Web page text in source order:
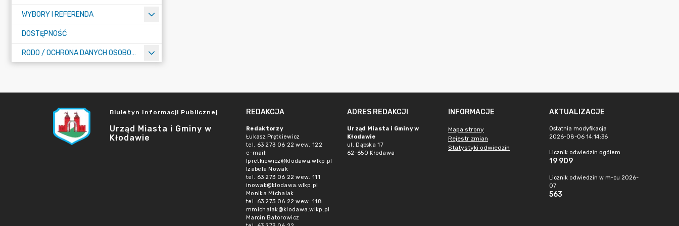
WYBORY I REFERENDA
DOSTĘPNOŚĆ
RODO / OCHRONA DANYCH OSOBOWYCH
Biuletyn Informacji Publicznej
Urząd Miasta i Gminy w
Kłodawie
REDAKCJA
Redaktorzy
Łukasz Prętkiewicz
tel. 63 273 06 22 wew. 122
e-mail:
lpretkiewicz@klodawa.wlkp.pl
Izabela Nowak
tel. 63 273 06 22 wew. 111
inowak@klodawa.wlkp.pl
Monika Michalak
tel. 63 273 06 22 wew. 118
mmichalak@klodawa.wlkp.pl
Marcin Batorowicz
ADRES REDAKCJI
Urząd Miasta i Gminy w
Kłodawie
ul. Dąbska 17
62-650 Kłodawa
INFORMACJE
Mapa strony
Rejestr zmian
Statystyki odwiedzin
AKTUALIZACJE
Ostatnia modyfikacja
2026-08-06 14:14:36
Licznik odwiedzin ogółem
19 909
Licznik odwiedzin w m-cu 2026-
07
563